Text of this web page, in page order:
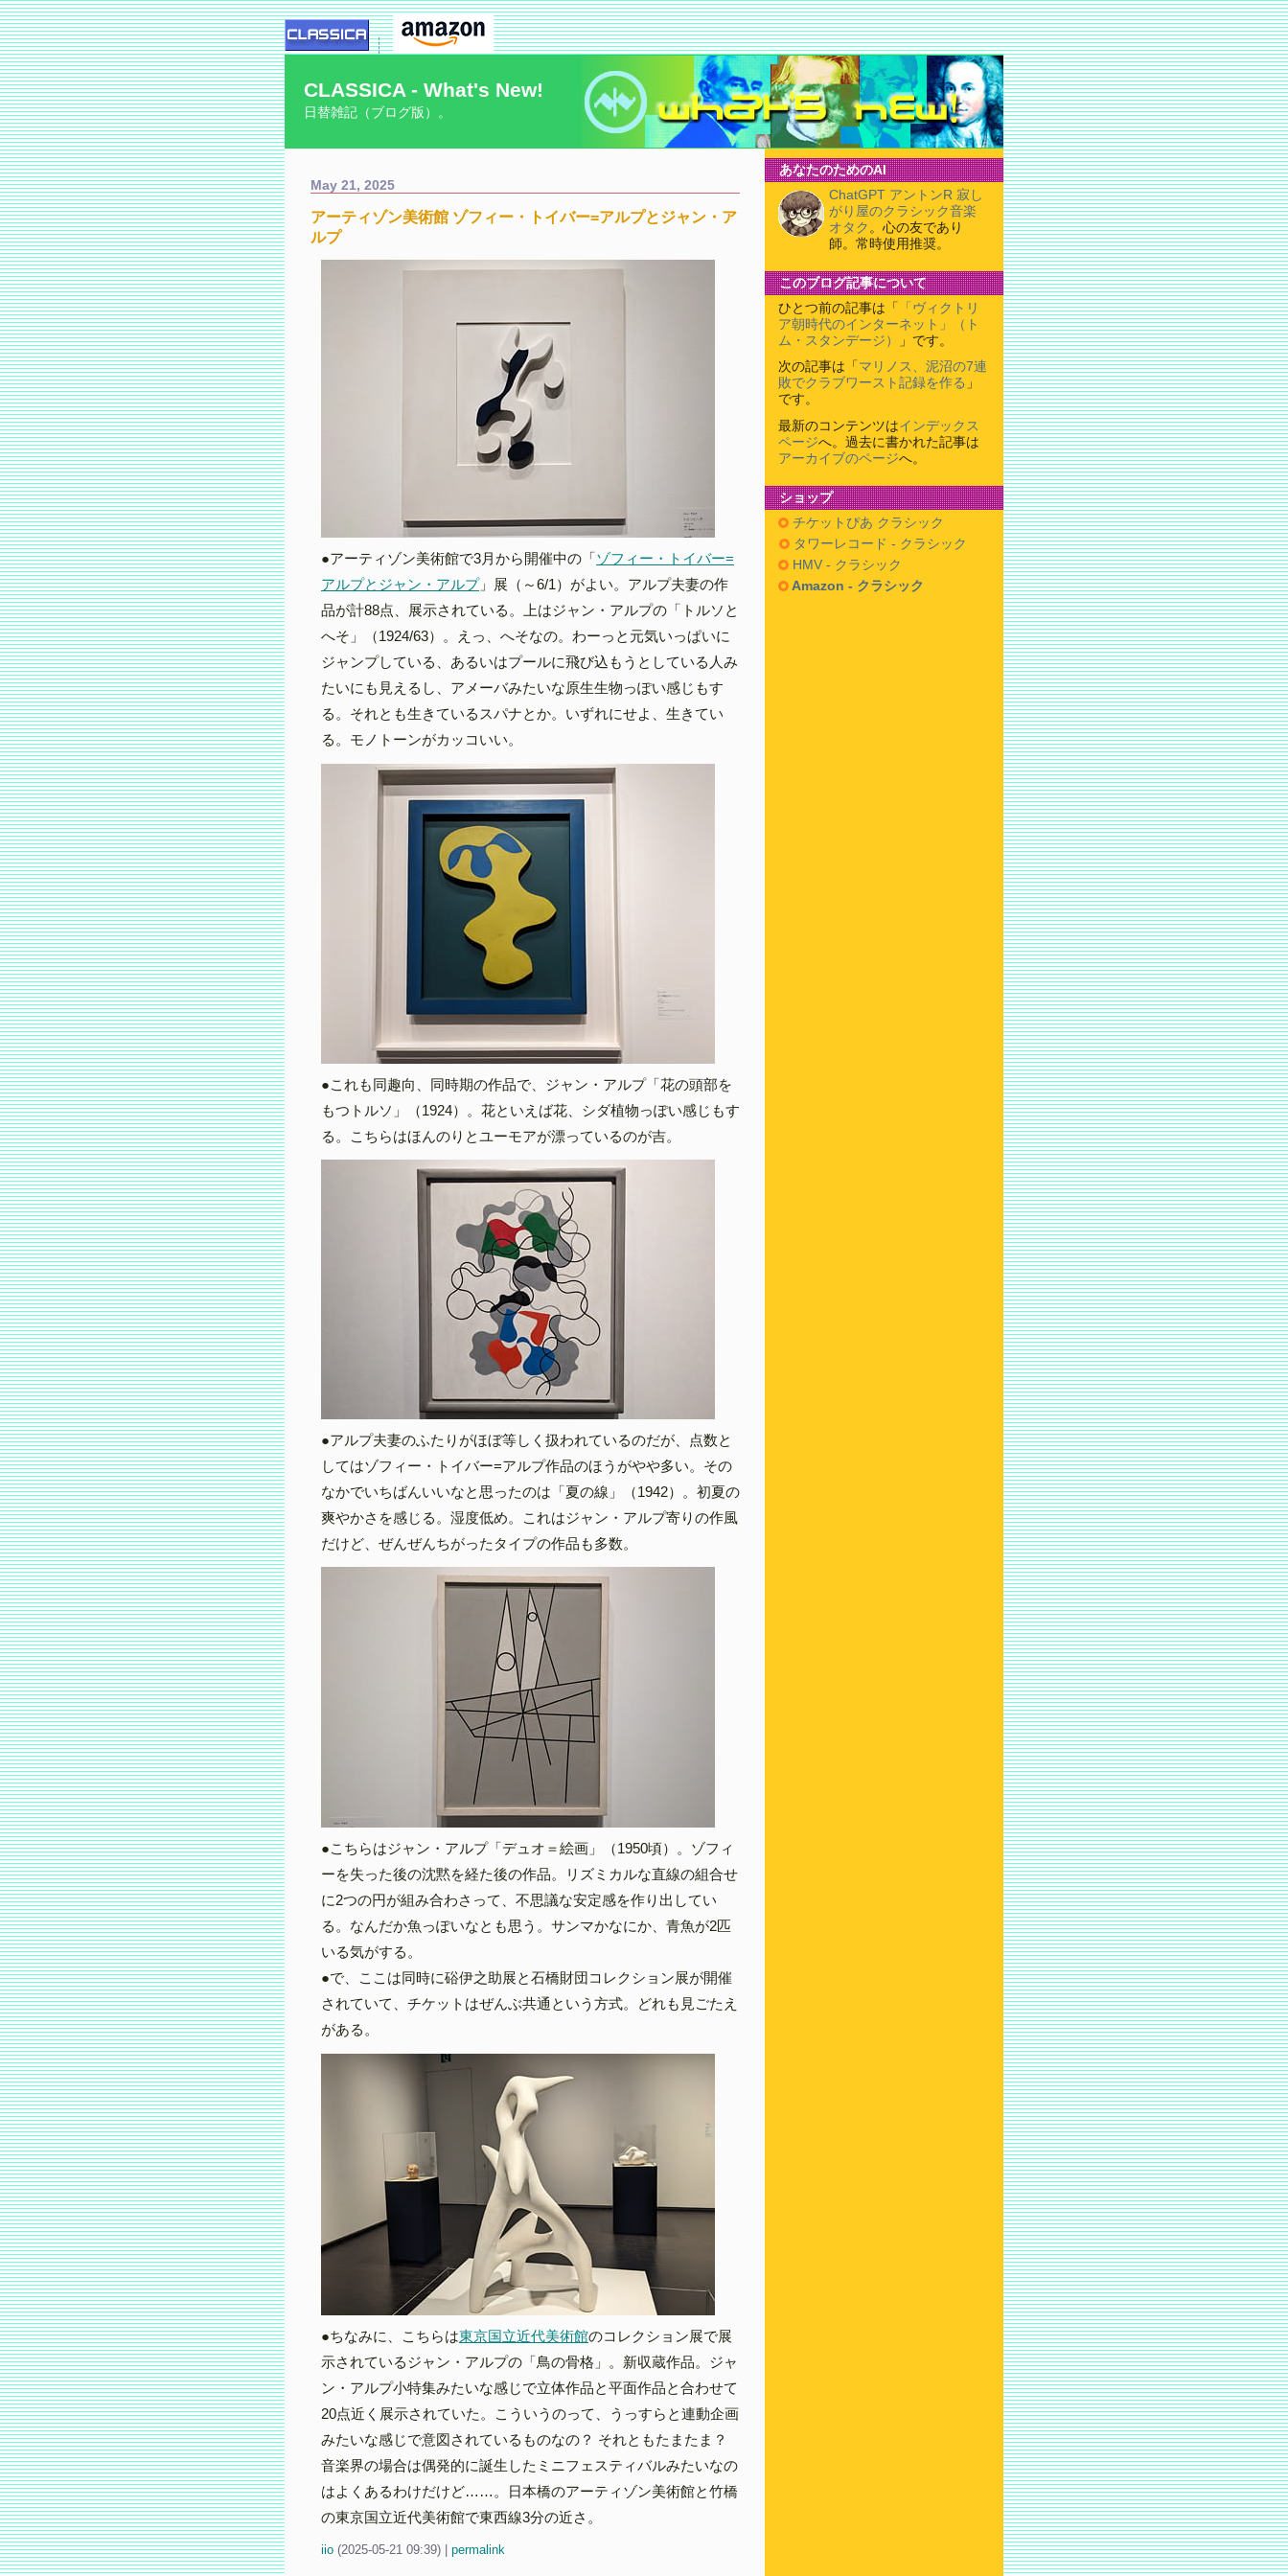
CLASSICA - What's New!
日替雑記（ブログ版）。
May 21, 2025
アーティゾン美術館 ゾフィー・トイバー=アルプとジャン・ア
ルプ
●アーティゾン美術館で3月から開催中の「ゾフィー・トイバー=
アルプとジャン・アルプ」展（～6/1）がよい。アルプ夫妻の作
品が計88点、展示されている。上はジャン・アルプの「トルソと
へそ」（1924/63）。えっ、へそなの。わーっと元気いっぱいに
ジャンプしている、あるいはプールに飛び込もうとしている人み
たいにも見えるし、アメーバみたいな原生生物っぽい感じもす
る。それとも生きているスパナとか。いずれにせよ、生きてい
る。モノトーンがカッコいい。
●これも同趣向、同時期の作品で、ジャン・アルプ「花の頭部を
もつトルソ」（1924）。花といえば花、シダ植物っぽい感じもす
る。こちらはほんのりとユーモアが漂っているのが吉。
●アルプ夫妻のふたりがほぼ等しく扱われているのだが、点数と
してはゾフィー・トイバー=アルプ作品のほうがやや多い。その
なかでいちばんいいなと思ったのは「夏の線」（1942）。初夏の
爽やかさを感じる。湿度低め。これはジャン・アルプ寄りの作風
だけど、ぜんぜんちがったタイプの作品も多数。
●こちらはジャン・アルプ「デュオ＝絵画」（1950頃）。ゾフィ
ーを失った後の沈黙を経た後の作品。リズミカルな直線の組合せ
に2つの円が組み合わさって、不思議な安定感を作り出してい
る。なんだか魚っぽいなとも思う。サンマかなにか、青魚が2匹
いる気がする。
●で、ここは同時に硲伊之助展と石橋財団コレクション展が開催
されていて、チケットはぜんぶ共通という方式。どれも見ごたえ
がある。
●ちなみに、こちらは東京国立近代美術館のコレクション展で展
示されているジャン・アルプの「鳥の骨格」。新収蔵作品。ジャ
ン・アルプ小特集みたいな感じで立体作品と平面作品と合わせて
20点近く展示されていた。こういうのって、うっすらと連動企画
みたいな感じで意図されているものなの？ それともたまたま？
音楽界の場合は偶発的に誕生したミニフェスティバルみたいなの
はよくあるわけだけど……。日本橋のアーティゾン美術館と竹橋
の東京国立近代美術館で東西線3分の近さ。
iio (2025-05-21 09:39) permalink
あなたのためのAI
ChatGPT アントンR 寂し
がり屋のクラシック音楽
オタク 。心の友であり
師。常時使用推奨。
このブログ記事について
ひとつ前の記事は「
「ヴィクトリ
ア朝時代のインターネット」（ト
ム・スタンデージ）
」です。
次の記事は「 マリノス、泥沼の7連
敗でクラブワースト記録を作る 」
です。
最新のコンテンツはインデックス
ページへ。過去に書かれた記事は
アーカイブのページへ。
ショップ
チケットぴあ クラシック
タワーレコード - クラシック
HMV - クラシック
Amazon - クラシック